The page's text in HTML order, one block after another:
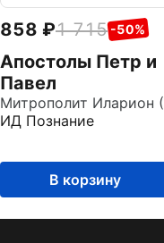
858 1 715 -50%
Апостолы Петр и
Павел
ИД Познание
В корзину